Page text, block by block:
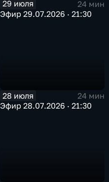
29 июля
24 мин
Эфир 29.07.2026 · 21:30
28 июля
24 мин
Эфир 28.07.2026 · 21:30